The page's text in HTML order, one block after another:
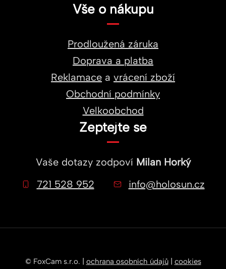
Vše o nákupu
Prodloužená záruka
Doprava a platba
Reklamace a vrácení zboží
Obchodní podmínky
Velkoobchod
Zeptejte se
Vaše dotazy zodpoví Milan Horký
721 528 952
info@holosun.cz
© FoxCam s.r.o. | ochrana osobních údajů| cookies